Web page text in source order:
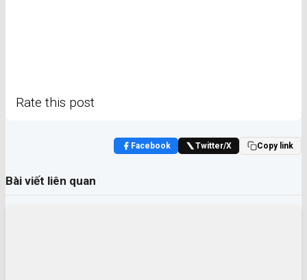
Rate this post
Facebook Twitter/X Copy link
Bài viết liên quan